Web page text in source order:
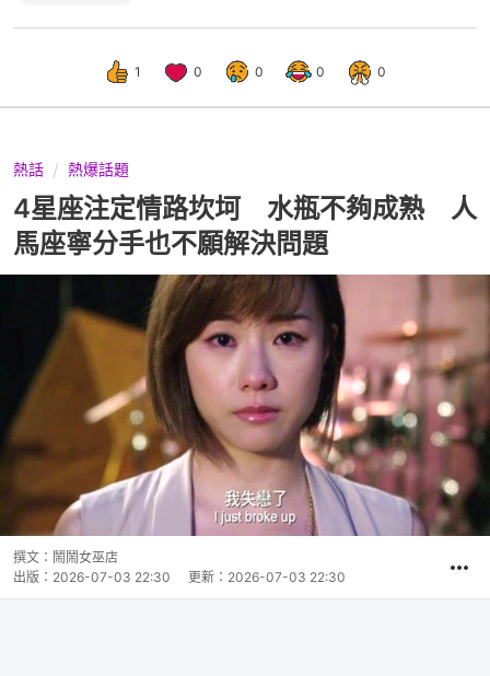
1 0 0 0 0
熱話 熱爆話題
4星座注定情路坎坷 水瓶不夠成熟 人
馬座寧分手也不願解決問題
撰文： 鬧鬧女巫店
出版： 2026-07-03 22:30 更新： 2026-07-03 22:30